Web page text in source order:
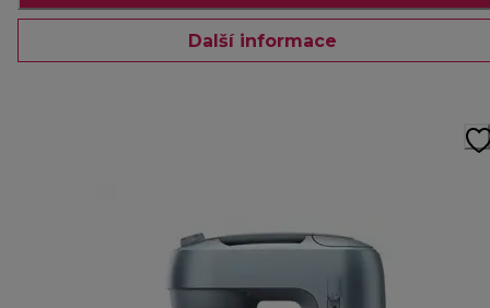
Další informace